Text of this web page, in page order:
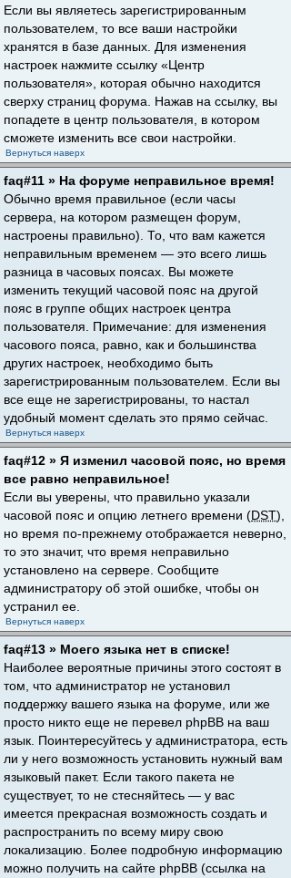
Если вы являетесь зарегистрированным
пользователем, то все ваши настройки
хранятся в базе данных. Для изменения
настроек нажмите ссылку «Центр
пользователя», которая обычно находится
сверху страниц форума. Нажав на ссылку, вы
попадете в центр пользователя, в котором
сможете изменить все свои настройки.
Вернуться наверх
faq#11 » На форуме неправильное время!
Обычно время правильное (если часы
сервера, на котором размещен форум,
настроены правильно). То, что вам кажется
неправильным временем — это всего лишь
разница в часовых поясах. Вы можете
изменить текущий часовой пояс на другой
пояс в группе общих настроек центра
пользователя. Примечание: для изменения
часового пояса, равно, как и большинства
других настроек, необходимо быть
зарегистрированным пользователем. Если вы
все еще не зарегистрированы, то настал
удобный момент сделать это прямо сейчас.
Вернуться наверх
faq#12 » Я изменил часовой пояс, но время
все равно неправильное!
Если вы уверены, что правильно указали
часовой пояс и опцию летнего времени (DST),
но время по-прежнему отображается неверно,
то это значит, что время неправильно
установлено на сервере. Сообщите
администратору об этой ошибке, чтобы он
устранил ее.
Вернуться наверх
faq#13 » Моего языка нет в списке!
Наиболее вероятные причины этого состоят в
том, что администратор не установил
поддержку вашего языка на форуме, или же
просто никто еще не перевел phpBB на ваш
язык. Поинтересуйтесь у администратора, есть
ли у него возможность установить нужный вам
языковый пакет. Если такого пакета не
существует, то не стесняйтесь — у вас
имеется прекрасная возможность создать и
распространить по всему миру свою
локализацию. Более подробную информацию
можно получить на сайте phpBB (ссылка на